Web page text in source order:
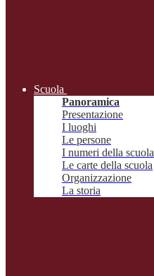
Scuola
Panoramica
Presentazione
I luoghi
Le persone
I numeri della scuola
Le carte della scuola
Organizzazione
La storia